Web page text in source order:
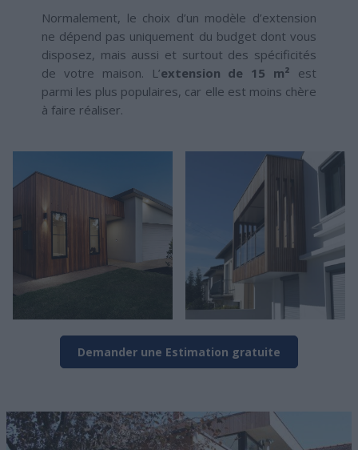
Normalement, le choix d’un modèle d’extension
ne dépend pas uniquement du budget dont vous
disposez, mais aussi et surtout des spécificités
de votre maison. L’extension de 15 m² est
parmi les plus populaires, car elle est moins chère
à faire réaliser.
Demander une Estimation gratuite